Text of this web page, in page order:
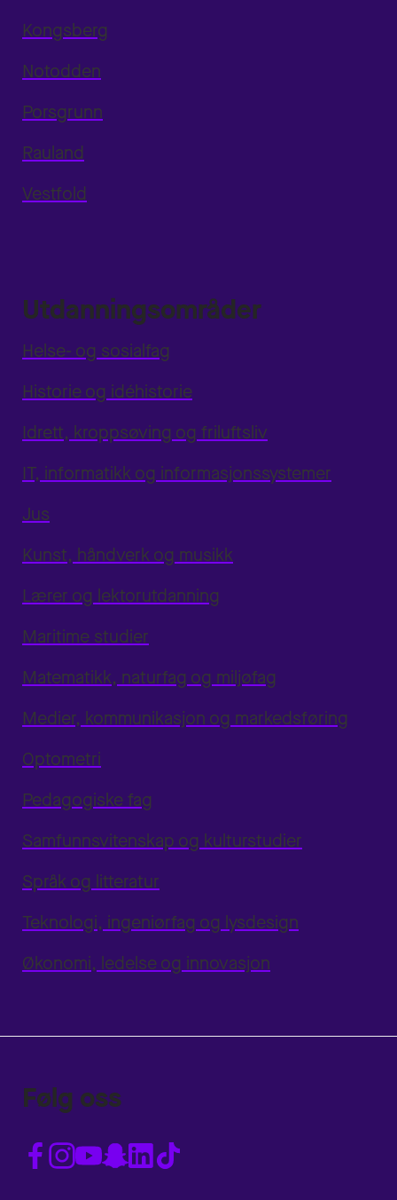
Kongsberg
Notodden
Porsgrunn
Rauland
Vestfold
Utdanningsområder
Helse- og sosialfag
Historie og idéhistorie
Idrett, kroppsøving og friluftsliv
IT, informatikk og informasjonssystemer
Jus
Kunst, håndverk og musikk
Lærer og lektorutdanning
Maritime studier
Matematikk, naturfag og miljøfag
Medier, kommunikasjon og markedsføring
Optometri
Pedagogiske fag
Samfunnsvitenskap og kulturstudier
Språk og litteratur
Teknologi, ingeniørfag og lysdesign
Økonomi, ledelse og innovasjon
Følg oss